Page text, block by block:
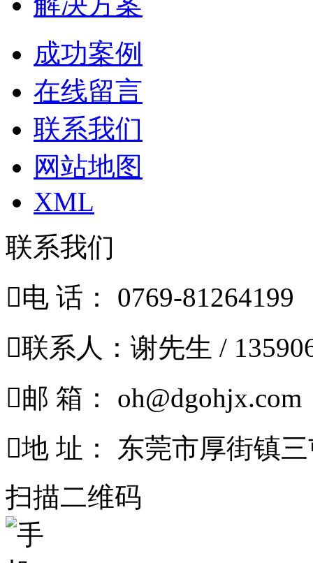
成功案例
在线留言
联系我们
网站地图
XML
联系我们
电 话： 0769-81264199
联系人：谢先生 /
邮 箱： oh@dgohjx.com
地 址： 东莞市厚街镇
扫描二维码